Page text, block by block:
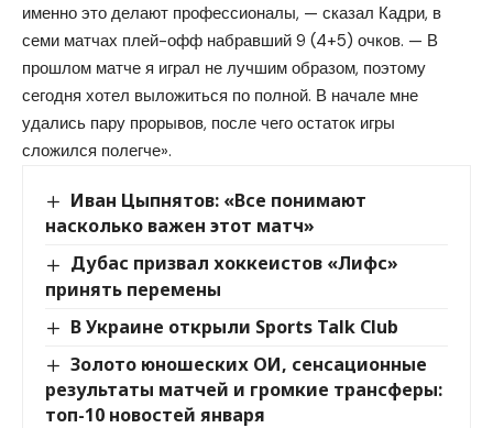
именно это делают профессионалы, — сказал Кадри, в
семи матчах плей-офф набравший 9 (4+5) очков. — В
прошлом матче я играл не лучшим образом, поэтому
сегодня хотел выложиться по полной. В начале мне
удались пару прорывов, после чего остаток игры
сложился полегче».
Иван Цыпнятов: «Все понимают
насколько важен этот матч»
Дубас призвал хоккеистов «Лифс»
принять перемены
В Украине открыли Sports Talk Club
Золото юношеских ОИ, сенсационные
результаты матчей и громкие трансферы:
топ-10 новостей января